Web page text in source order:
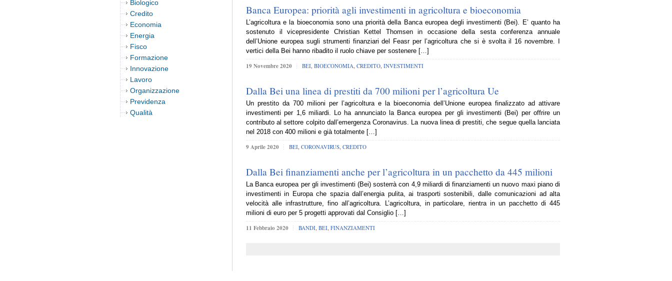
Biologico
Credito
Economia
Energia
Fisco
Formazione
Innovazione
Lavoro
Organizzazione
Previdenza
Qualità
Banca Europea: priorità agli investimenti in agricoltura e bioeconomia
L’agricoltura e la bioeconomia sono una priorità della Banca europea degli investimenti (Bei). E’ quanto ha
sostenuto il vicepresidente Christian Kettel Thomsen in occasione della sesta conferenza annuale
dell’Unione europea sugli strumenti finanziari del Feasr per l’agricoltura che si è svolta il 16 novembre. I
vertici della Bei hanno ribadito il ruolo chiave per sostenere […]
19 Novembre 2020 BEI BIOECONOMIA CREDITO INVESTIMENTI
Dalla Bei una linea di prestiti da 700 milioni per l’agricoltura Ue
Un prestito da 700 milioni per l’agricoltura e la bioeconomia dell’Unione europea finalizzato ad attivare
investimenti per 1,6 miliardi. Lo ha annunciato la Banca europea per gli investimenti (Bei) per offrire un
contributo al settore colpito dall’emergenza Coronavirus. La nuova linea di prestiti, che segue quella lanciata
nel 2018 con 400 milioni e già totalmente […]
9 Aprile 2020 BEI CORONAVIRUS CREDITO
Dalla Bei finanziamenti anche per l’agricoltura in un pacchetto da 445 milioni
La Banca europea per gli investimenti (Bei) sosterrà con 4,9 miliardi di finanziamenti un nuovo maxi piano di
investimenti in Europa che spazia dall’energia pulita, ai trasporti sostenibili, dalle comunicazioni ad alta
velocità alle infrastrutture, fino all’agricoltura. L’agricoltura, in particolare, rientra in un pacchetto di 445
milioni di euro per 5 progetti approvati dal Consiglio […]
11 Febbraio 2020 BANDI BEI FINANZIAMENTI